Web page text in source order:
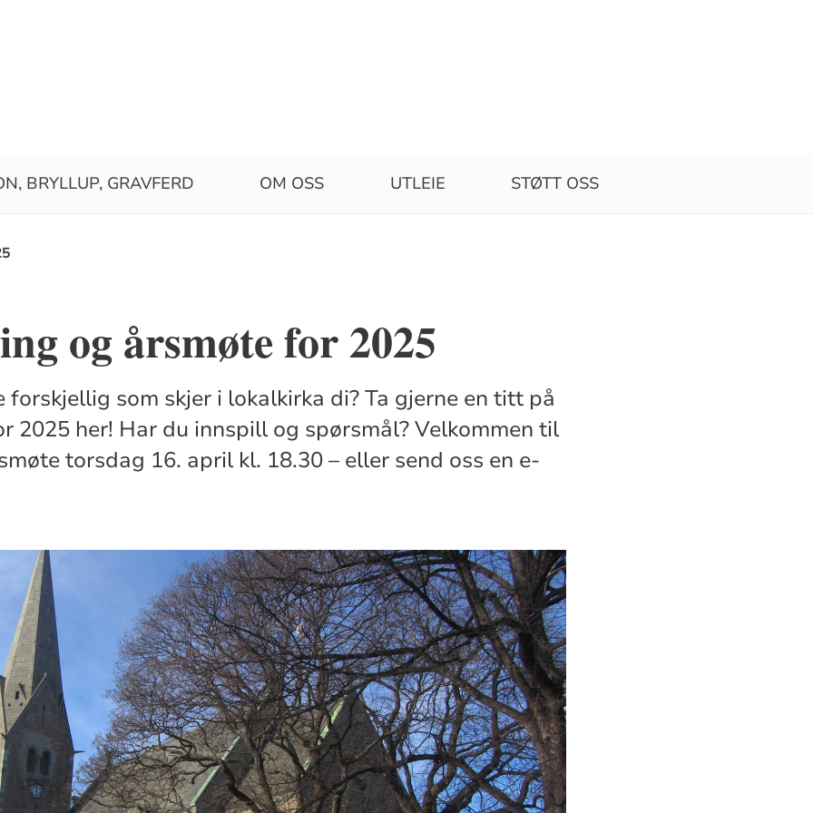
BRYLLUP, GRAVFERD OM OSS UTLEIE STØTT OSS
og årsmøte for 2025
forskjellig som skjer i lokalkirka di? Ta gjerne en titt på
2025 her! Har du innspill og spørsmål? Velkommen til
torsdag 16. april kl. 18.30 – eller send oss en e-